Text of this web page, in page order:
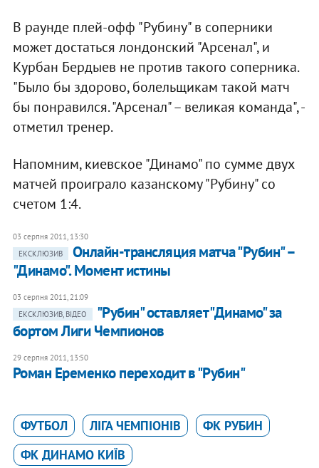
В раунде плей-офф "Рубину" в соперники
может достаться лондонский "Арсенал", и
Курбан Бердыев не против такого соперника.
"Было бы здорово, болельщикам такой матч
бы понравился. "Арсенал" – великая команда", -
отметил тренер.
Напомним, киевское "Динамо" по сумме двух
матчей проиграло казанскому "Рубину" со
счетом 1:4.
03 серпня 2011, 13:30
ЕКСКЛЮЗИВ
Онлайн-трансляция матча "Рубин" –
"Динамо". Момент истины
03 серпня 2011, 21:09
ЕКСКЛЮЗИВ, ВІДЕО
"Рубин" оставляет "Динамо" за
бортом Лиги Чемпионов
29 серпня 2011, 13:50
Роман Еременко переходит в "Рубин"
ФУТБОЛ ЛІГА ЧЕМПІОНІВ
ФК РУБИН
ФК ДИНАМО КИЇВ